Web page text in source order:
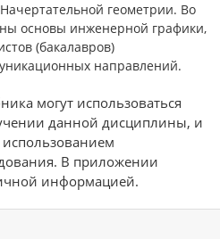
геометрии. Во
основы инженерной графики,
(бакалавров)
направлений.
могут использоваться
данной дисциплины, и
В приложении
информацией.